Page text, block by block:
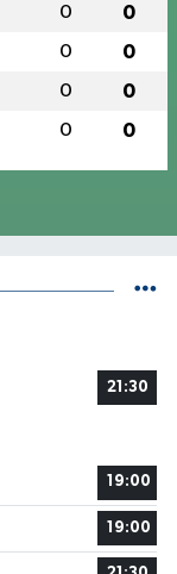
0 0
0 0
0 0
0 0
21:30
19:00
19:00